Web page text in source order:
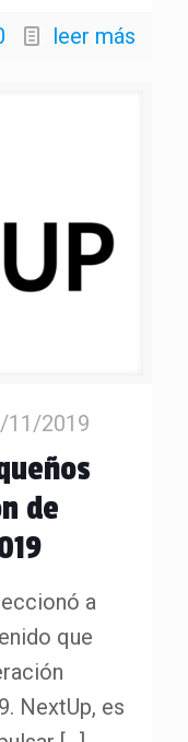
leer más
11/2019
de
a
que
NextUp, es